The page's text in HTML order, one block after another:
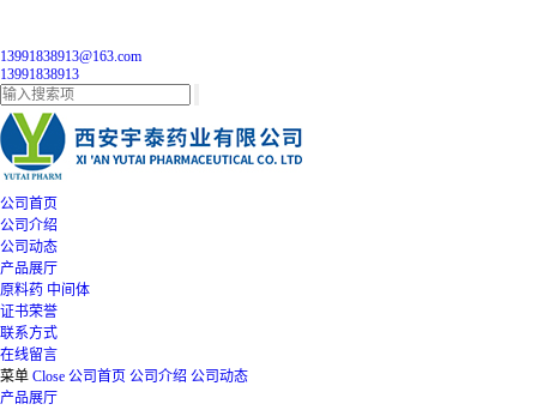
13991838913@163.com
13991838913
公司首页
公司介绍
公司动态
产品展厅
原料药 中间体
证书荣誉
联系方式
在线留言
菜单 Close 公司首页 公司介绍 公司动态
产品展厅